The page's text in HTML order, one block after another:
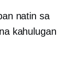
natin sa
kahulugan